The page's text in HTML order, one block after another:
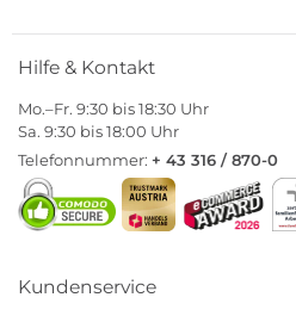
Hilfe & Kontakt
Mo.–Fr. 9:30 bis 18:30 Uhr
Sa. 9:30 bis 18:00 Uhr
Telefonnummer: + 43 316 / 870-0
Kundenservice